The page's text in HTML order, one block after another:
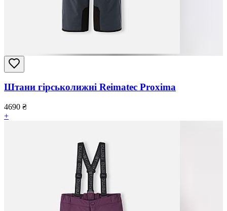
Штани гірськолижні Reimatec Proxima
4690 ₴
+